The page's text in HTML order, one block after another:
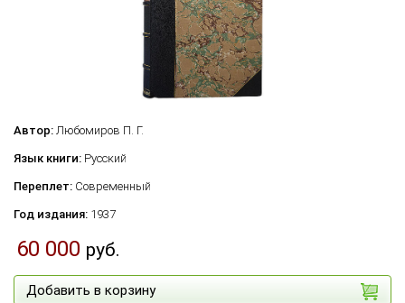
Автор: Любомиров П. Г.
Язык книги: Русский
Переплет: Современный
Год издания: 1937
60 000 руб.
Добавить в корзину